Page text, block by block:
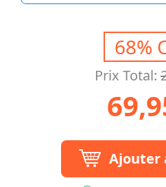
68%
Prix Total:
Ajouter